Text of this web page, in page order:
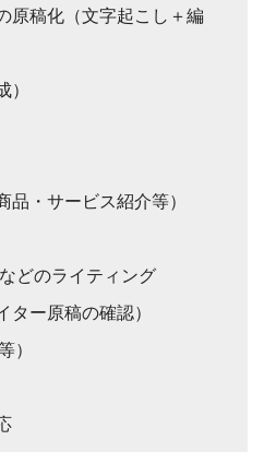
原稿化（文字起こし＋編
・サービス紹介等）
どのライティング
ー原稿の確認）
）